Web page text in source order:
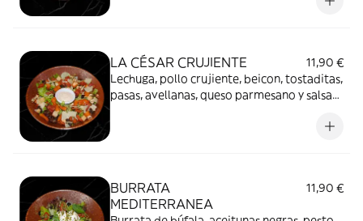
LA CÉSAR CRUJIENTE
11,90 €
Lechuga, pollo crujiente, beicon, tostaditas,
pasas, avellanas, queso parmesano y salsa
BURRATA
MEDITERRANEA
11,90 €